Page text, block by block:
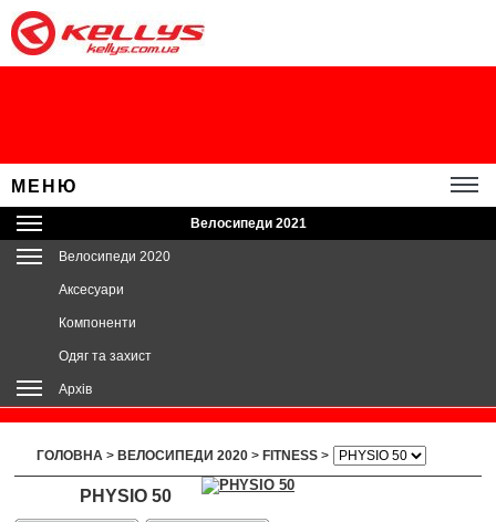
МЕНЮ
Велосипеди 2021
Велосипеди 2020
Аксесуари
Компоненти
Одяг та захист
Архів
ГОЛОВНА > ВЕЛОСИПЕДИ 2020 > FITNESS >
PHYSIO 50